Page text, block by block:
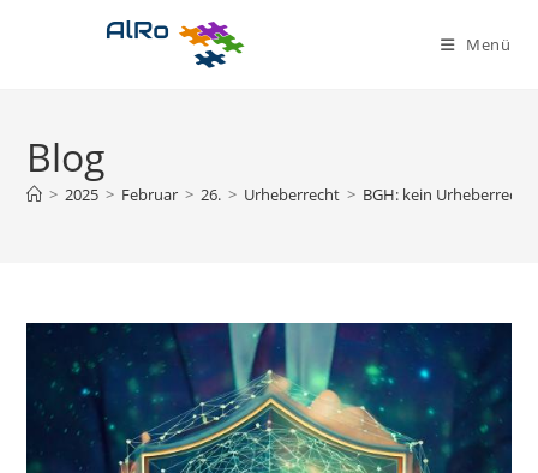
Menü
Blog
> 2025 > Februar > 26. > Urheberrecht > BGH: kein